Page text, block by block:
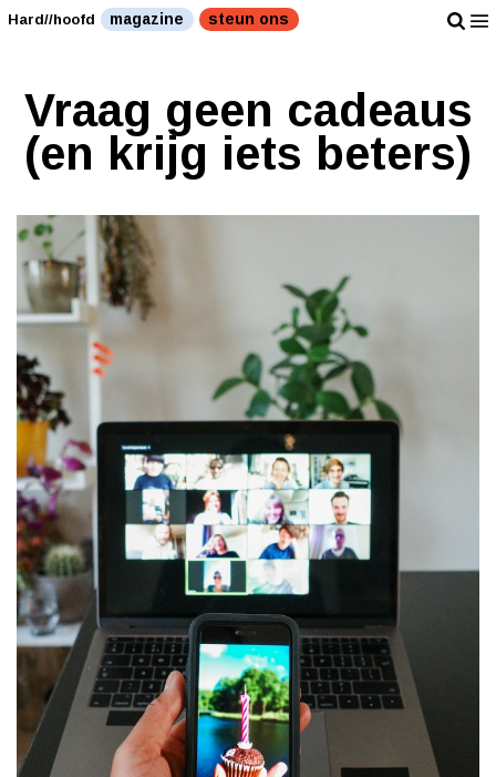
Hard//hoofd magazine steun ons
Vraag geen cadeaus
(en krijg iets beters)